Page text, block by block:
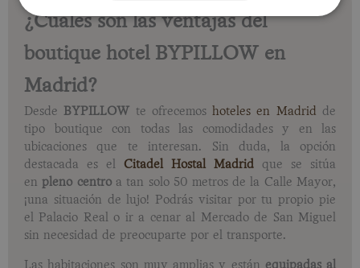
¿Cuáles son las ventajas del
boutique hotel BYPILLOW en
Madrid?
Desde BYPILLOW te ofrecemoshoteles en Madrid de
tipo boutique con todas las comodidades y en las
ubicaciones que te interesan. Sin duda, la opción
destacada es el
Citadel Hostal Madrid que se sitúa
enpleno centro a tan solo 50 metros de la Calle Mayor,
¡una situación de lujo! Podrás visitar por tu propio pie
el Palacio Real o ir a cenar al Mercado de San Miguel
sin necesidad de preocuparte por el transporte.